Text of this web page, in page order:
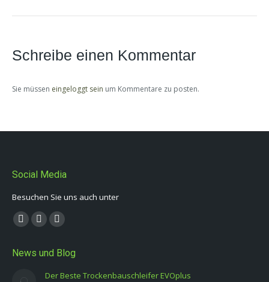
Schreibe einen Kommentar
Sie müssen eingeloggt sein um Kommentare zu posten.
Social Media
Besuchen Sie uns auch unter
Finden Sie uns auf:
Facebook
opens
YouTube
opens
E-
page
opens
News und Blog
Der Beste Trockenbauschleifer EVOplus